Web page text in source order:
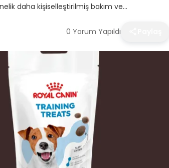
daha kişiselleştirilmiş bakım ve…
0 Yorum Yapıldı